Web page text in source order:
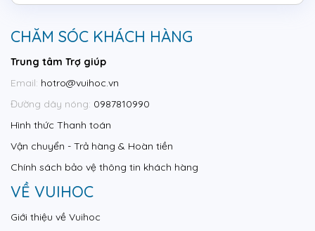
CHĂM SÓC KHÁCH HÀNG
Trung tâm Trợ giúp
Email: hotro@vuihoc.vn
Đường dây nóng: 0987810990
Hình thức Thanh toán
Vận chuyển - Trả hàng & Hoàn tiền
Chính sách bảo vệ thông tin khách hàng
VỀ VUIHOC
Giới thiệu về Vuihoc